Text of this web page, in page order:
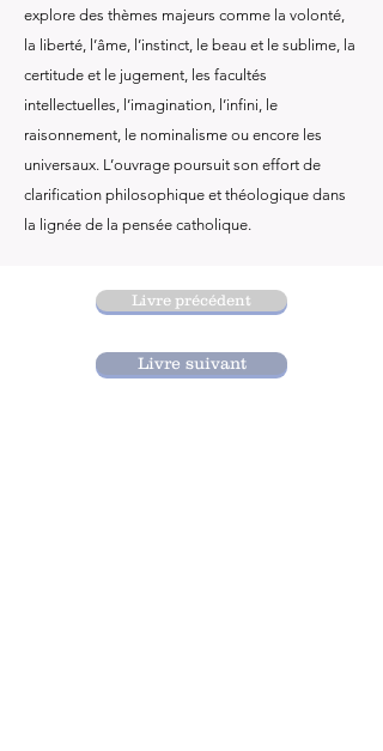
explore des thèmes majeurs comme la volonté,
la liberté, l’âme, l’instinct, le beau et le sublime, la
certitude et le jugement, les facultés
intellectuelles, l’imagination, l’infini, le
raisonnement, le nominalisme ou encore les
universaux. L’ouvrage poursuit son effort de
clarification philosophique et théologique dans
la lignée de la pensée catholique.
Livre précédent
Livre suivant